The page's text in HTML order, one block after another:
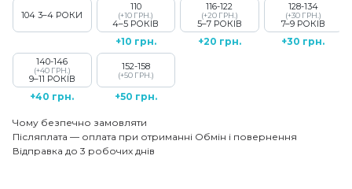
104 3–4 РОКИ
110
(+10 ГРН.)
4–5 РОКІВ
+10 грн.
116-122
(+20 ГРН.)
5–7 РОКІВ
+20 грн.
128-134
(+30 ГРН.)
7–9 РОКІВ
+30 грн.
140-146
(+40 ГРН.)
9–11 РОКІВ
+40 грн.
152-158
(+50 ГРН.)
+50 грн.
Чому безпечно замовляти
Післяплата — оплата при отриманні Обмін і повернення
Відправка до 3 робочих днів